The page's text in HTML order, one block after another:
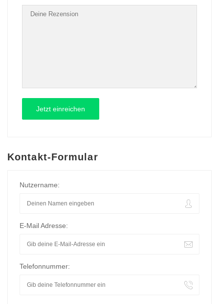
Kontakt-Formular
Nutzername:
E-Mail Adresse:
Telefonnummer: